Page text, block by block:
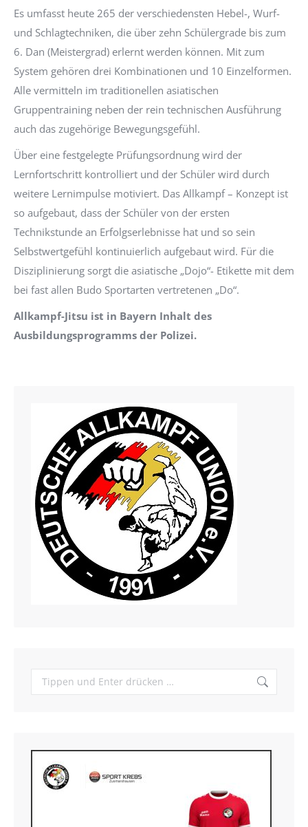
Es umfasst heute 265 der verschiedensten Hebel-, Wurf-
und Schlagtechniken, die über zehn Schülergrade bis zum
6. Dan (Meistergrad) erlernt werden können. Mit zum
System gehören drei Kombinationen und 10 Einzelformen.
Alle vermitteln im traditionellen asiatischen
Gruppentraining neben der rein technischen Ausführung
auch das zugehörige Bewegungsgefühl.
Über eine festgelegte Prüfungsordnung wird der
Lernfortschritt kontrolliert und der Schüler wird durch
weitere Lernimpulse motiviert. Das Allkampf – Konzept ist
so aufgebaut, dass der Schüler von der ersten
Technikstunde an Erfolgserlebnisse hat und so sein
Selbstwertgefühl kontinuierlich aufgebaut wird. Für die
Disziplinierung sorgt die asiatische „Dojo“- Etikette mit dem
bei fast allen Budo Sportarten vertretenen „Do“.
Allkampf-Jitsu ist in Bayern Inhalt des
Ausbildungsprogramms der Polizei.
Search: